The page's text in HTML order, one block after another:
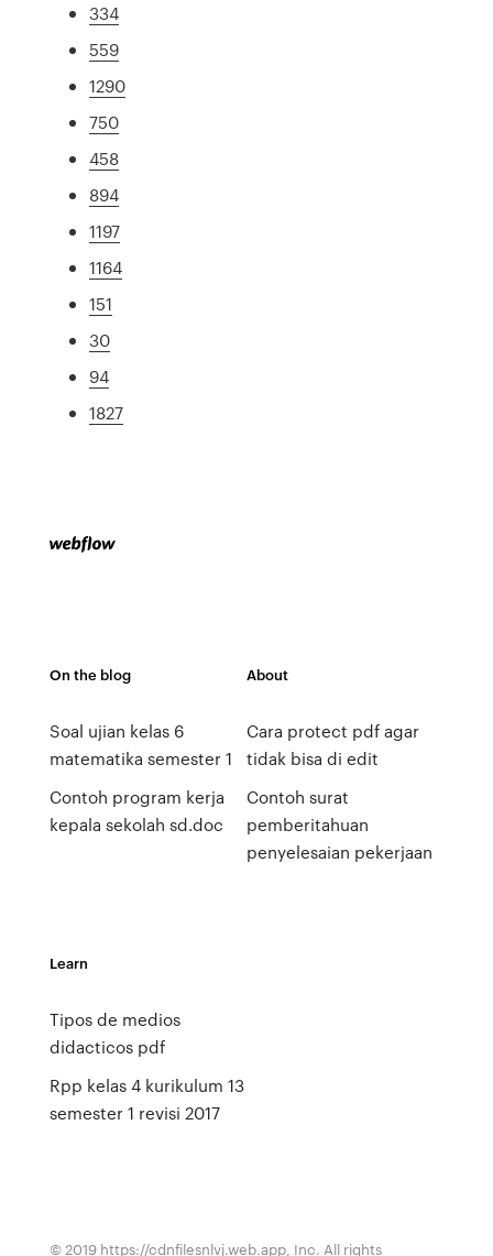
334
559
1290
750
458
894
1197
1164
151
30
94
1827
On the blog
Soal ujian kelas 6
matematika semester 1
Contoh program kerja
kepala sekolah sd.doc
About
Cara protect pdf agar
tidak bisa di edit
Contoh surat
pemberitahuan
penyelesaian pekerjaan
Learn
Tipos de medios
didacticos pdf
Rpp kelas 4 kurikulum 13
semester 1 revisi 2017
© 2019 https://cdnfilesnlvj.web.app, Inc. All rights